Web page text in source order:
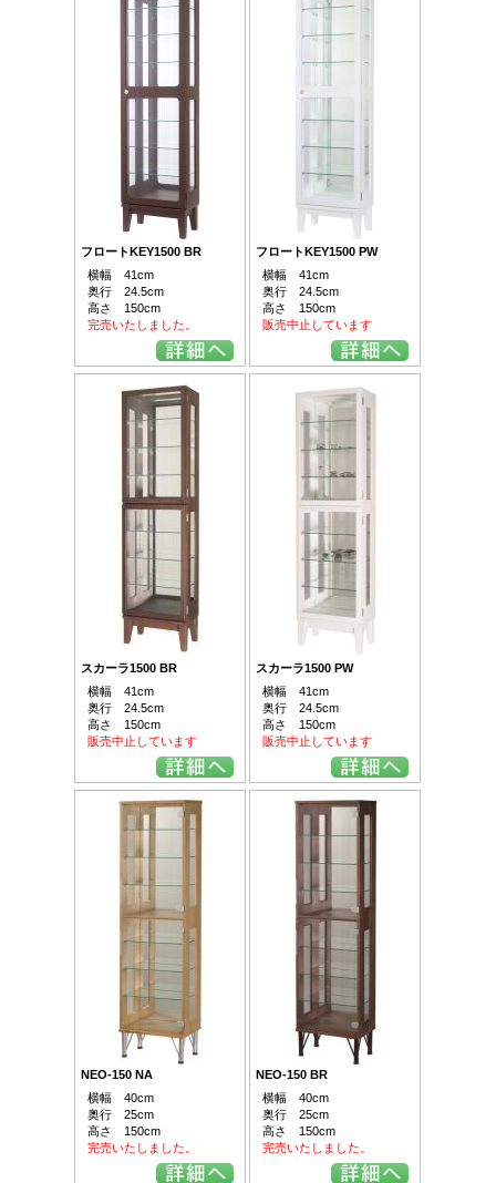
フロートKEY1500 BR
横幅 41cm
奥行 24.5cm
高さ 150cm
完売いたしました。
フロートKEY1500 PW
横幅 41cm
奥行 24.5cm
高さ 150cm
販売中止しています
スカーラ1500 BR
横幅 41cm
奥行 24.5cm
高さ 150cm
販売中止しています
スカーラ1500 PW
横幅 41cm
奥行 24.5cm
高さ 150cm
販売中止しています
NEO-150 NA
横幅 40cm
奥行 25cm
高さ 150cm
完売いたしました。
NEO-150 BR
横幅 40cm
奥行 25cm
高さ 150cm
完売いたしました。